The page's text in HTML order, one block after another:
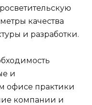
качества
и разработки.
и
офисе практики
компании и